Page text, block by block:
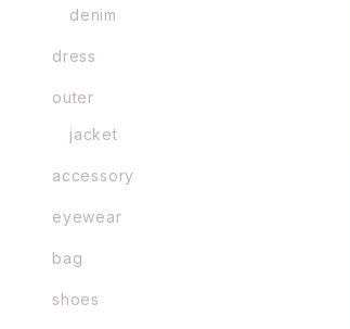
denim
dress
outer
jacket
accessory
eyewear
bag
shoes